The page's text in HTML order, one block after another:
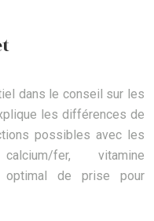
dans le conseil sur les
les différences de
possibles avec les
fer, vitamine
optimal de prise pour